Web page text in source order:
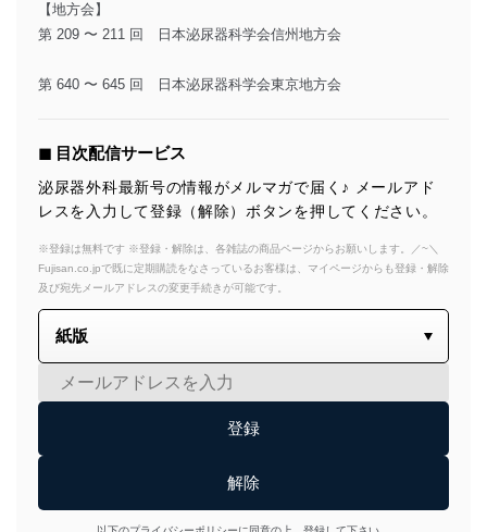
【地方会】
第 209 〜 211 回 日本泌尿器科学会信州地方会
第 640 〜 645 回 日本泌尿器科学会東京地方会
◼︎ 目次配信サービス
泌尿器外科最新号の情報がメルマガで届く♪ メールアド
レスを入力して登録（解除）ボタンを押してください。
※登録は無料です ※登録・解除は、各雑誌の商品ページからお願いします。／~＼
Fujisan.co.jpで既に定期購読をなさっているお客様は、マイページからも登録・解除
及び宛先メールアドレスの変更手続きが可能です。